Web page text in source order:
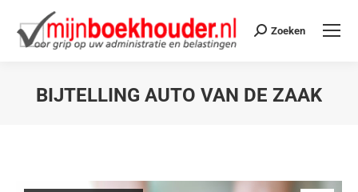
Zoeken
BIJTELLING AUTO VAN DE ZAAK